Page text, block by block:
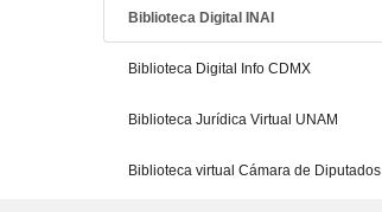
Biblioteca Digital INAI
Biblioteca Digital Info CDMX
Biblioteca Jurídica Virtual UNAM
Biblioteca virtual Cámara de Diputados